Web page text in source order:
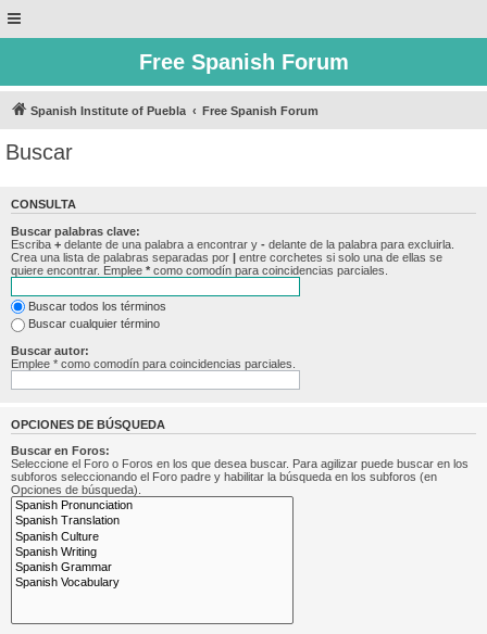
Free Spanish Forum
Spanish Institute of Puebla Free Spanish Forum
Buscar
CONSULTA
Buscar palabras clave:
Escriba + delante de una palabra a encontrar y - delante de la palabra para excluirla.
Crea una lista de palabras separadas por | entre corchetes si solo una de ellas se
quiere encontrar. Emplee * como comodín para coincidencias parciales.
Buscar todos los términos
Buscar cualquier término
Buscar autor:
Emplee * como comodín para coincidencias parciales.
OPCIONES DE BÚSQUEDA
Buscar en Foros:
Seleccione el Foro o Foros en los que desea buscar. Para agilizar puede buscar en los
subforos seleccionando el Foro padre y habilitar la búsqueda en los subforos (en
Opciones de búsqueda).